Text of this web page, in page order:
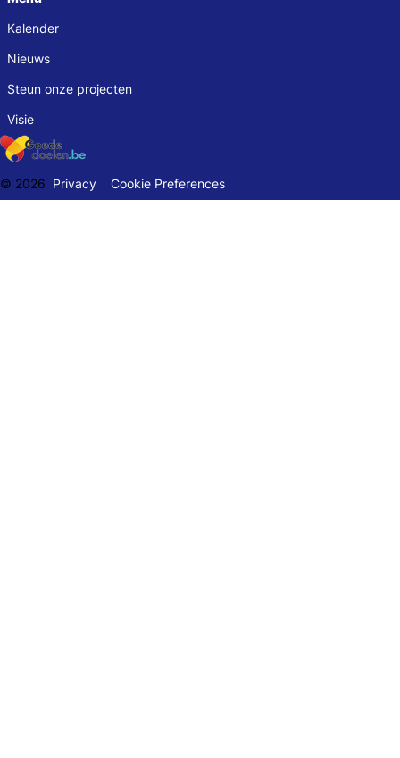
Kalender
Nieuws
Steun onze projecten
Visie
© 2026 Privacy Cookie Preferences